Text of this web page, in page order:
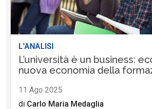
L'ANALISI
L’università è un business:
nuova economia della
11 Ago 2025
di Carlo Maria Medaglia